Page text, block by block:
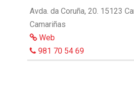
Avda. da Coruña, 20. 15123
Camariñas
Web
981 70 54 69